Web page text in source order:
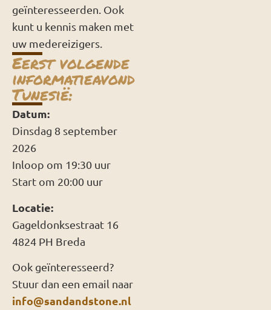
geïnteresseerden. Ook
kunt u kennis maken met
uw medereizigers.
Eerst volgende
informatieavond
Tunesië:
Datum:
Dinsdag 8 september
2026
Inloop om 19:30 uur
Start om 20:00 uur
Locatie:
Gageldonksestraat 16
4824 PH Breda
Ook geïnteresseerd?
Stuur dan een email naar
info@sandandstone.nl